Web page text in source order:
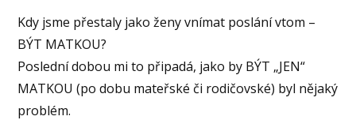
Kdy jsme přestaly jako ženy vnímat poslání vtom –
BÝT MATKOU?
Poslední dobou mi to připadá, jako by BÝT „JEN“
MATKOU (po dobu mateřské či rodičovské) byl nějaký
problém.